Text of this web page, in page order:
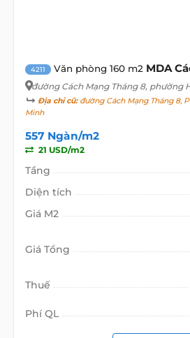
4211 Văn phòng 160 m2 MDA
đường Cách Mạng Tháng 8, phường
Địa chỉ cũ:đường Cách Mạng Tháng 8,
Minh
557 Ngàn/m2
21 USD/m2
Tầng
Diện tích
Giá M2
Giá Tổng
Thuế
Phí QL